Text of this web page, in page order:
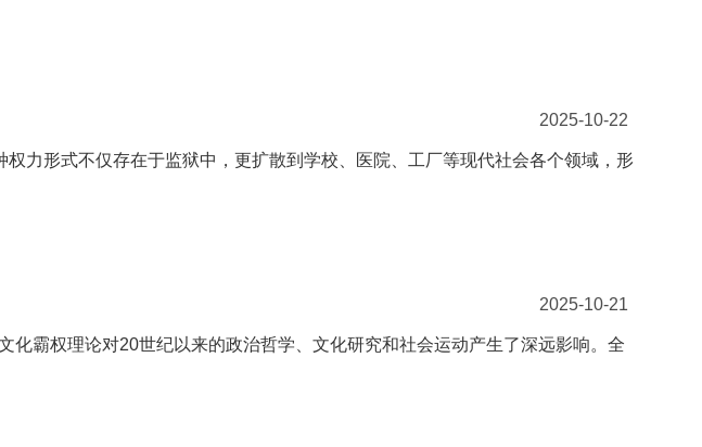
2025-10-22
力形式不仅存在于监狱中，更扩散到学校、医院、工厂等现代社会各个领域，形
2025-10-21
霸权理论对20世纪以来的政治哲学、文化研究和社会运动产生了深远影响。全